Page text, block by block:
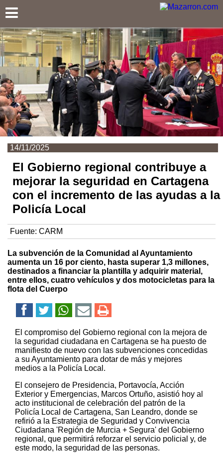
14/11/2025
El Gobierno regional contribuye a
mejorar la seguridad en Cartagena
con el incremento de las ayudas a la
Policía Local
Fuente: CARM
La subvención de la Comunidad al Ayuntamiento
aumenta un 16 por ciento, hasta superar 1,3 millones,
destinados a financiar la plantilla y adquirir material,
entre ellos, cuatro vehículos y dos motocicletas para la
flota del Cuerpo
El compromiso del Gobierno regional con la mejora de
la seguridad ciudadana en Cartagena se ha puesto de
manifiesto de nuevo con las subvenciones concedidas
a su Ayuntamiento para dotar de más y mejores
medios a la Policía Local.
El consejero de Presidencia, Portavocía, Acción
Exterior y Emergencias, Marcos Ortuño, asistió hoy al
acto institucional de celebración del patrón de la
Policía Local de Cartagena, San Leandro, donde se
refirió a la Estrategia de Seguridad y Convivencia
Ciudadana 'Región de Murcia + Segura' del Gobierno
regional, que permitirá reforzar el servicio policial y, de
este modo, la seguridad de las personas.